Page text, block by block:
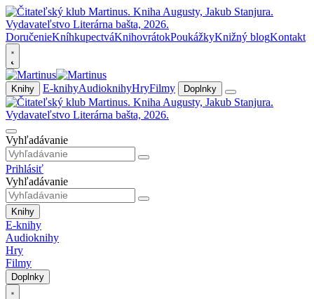
DoručenieKníhkupectváKnihovrátokPoukážkyKnižný blogKontakt
Knihy E-knihyAudioknihyHryFilmy Doplnky
Vyhľadávanie
Prihlásiť
Vyhľadávanie
Knihy
E-knihy
Audioknihy
Hry
Filmy
Doplnky